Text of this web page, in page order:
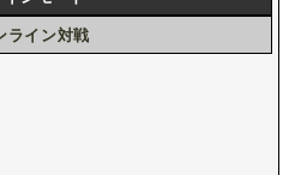
ライン対戦